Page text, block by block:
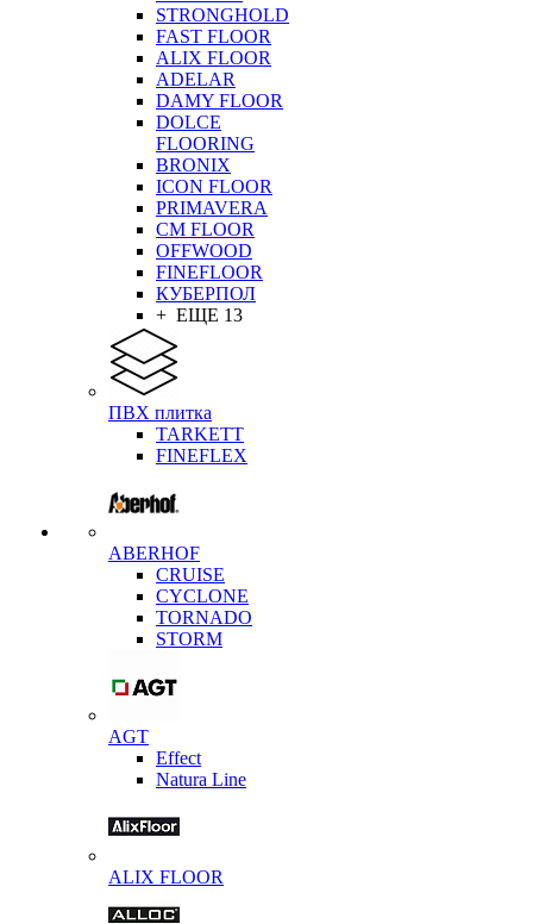
STRONGHOLD
FAST FLOOR
ALIX FLOOR
ADELAR
DAMY FLOOR
DOLCE
FLOORING
BRONIX
ICON FLOOR
PRIMAVERA
CM FLOOR
OFFWOOD
FINEFLOOR
КУБЕРПОЛ
+ ЕЩЕ 13
ПВХ плитка
TARKETT
FINEFLEX
ABERHOF
CRUISE
CYCLONE
TORNADO
STORM
AGT
Effect
Natura Line
ALIX FLOOR